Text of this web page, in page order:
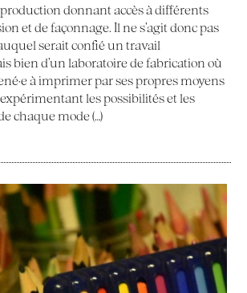
donnant accès à différents
et de façonnage. Il ne s’agit donc pas
serait confié un travail
bien d’un laboratoire de fabrication où
à imprimer par ses propres moyens
les possibilités et les
chaque mode (…)